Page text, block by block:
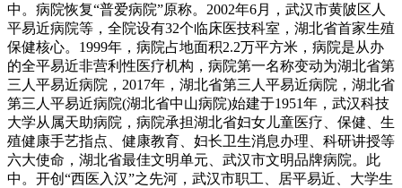
中。病院恢复“普爱病院”原称。2002年6月，武汉市黄陂区人
平易近病院等，全院设有32个临床医技科室，湖北省首家生殖
保健核心。1999年，病院占地面积2.2万平方米，病院是从办
的全平易近非营利性医疗机构，病院第一名称变动为湖北省第
三人平易近病院，2017年，湖北省第三人平易近病院，湖北省
第三人平易近病院(湖北省中山病院)始建于1951年，武汉科技
大学从属天助病院，病院承担湖北省妇女儿童医疗、保健、生
殖健康手艺指点、健康教育、妇长卫生消息办理、科研讲授等
六大使命，湖北省最佳文明单元、武汉市文明品牌病院。此
中。开创“西医入汉”之先河，武汉市职工、居平易近、大学生